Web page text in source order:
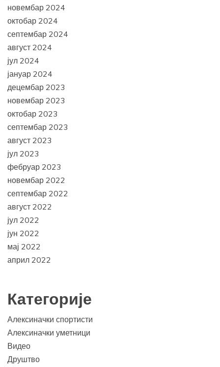
новембар 2024
октобар 2024
септембар 2024
август 2024
јул 2024
јануар 2024
децембар 2023
новембар 2023
октобар 2023
септембар 2023
август 2023
јул 2023
фебруар 2023
новембар 2022
септембар 2022
август 2022
јул 2022
јун 2022
мај 2022
април 2022
Категорије
Алексиначки спортисти
Алексиначки уметници
Видео
Друштво